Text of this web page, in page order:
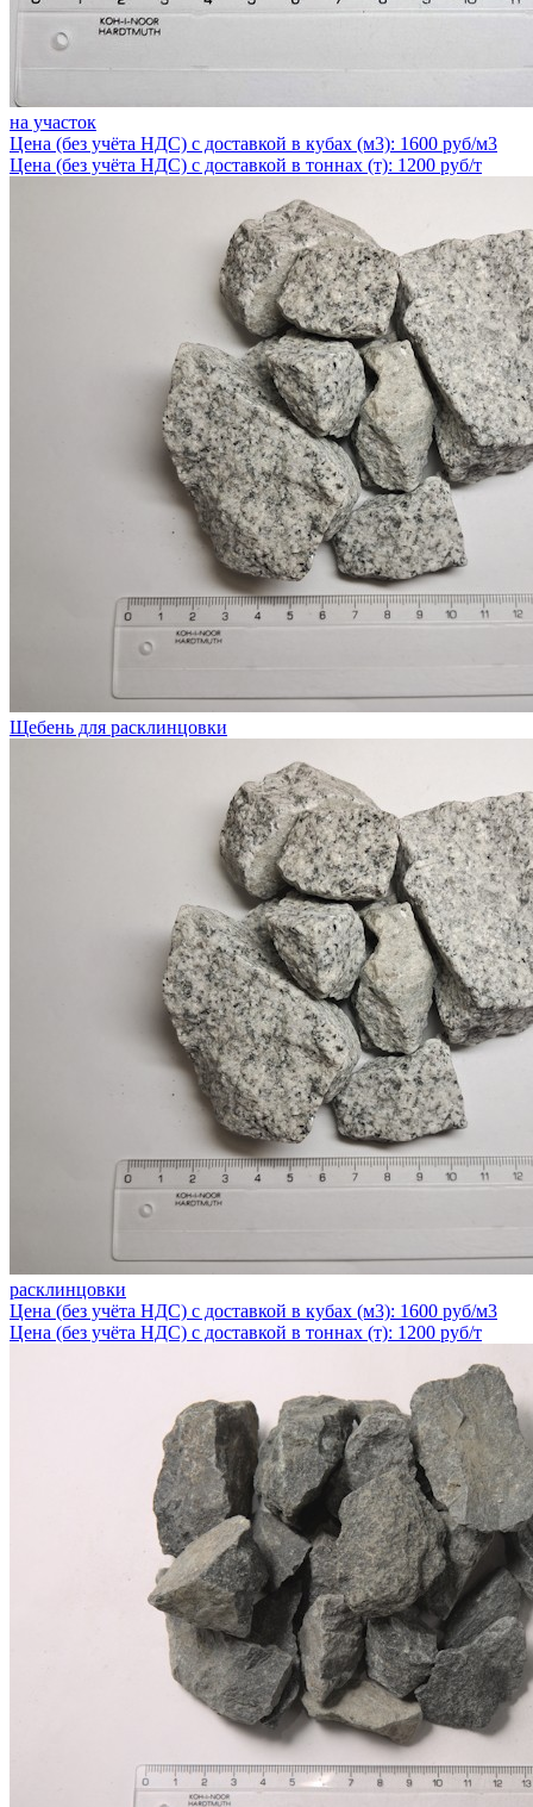
на участок
Цена (без учёта НДС) с доставкой в кубах (м3): 1600 руб/м3
Цена (без учёта НДС) с доставкой в тоннах (т): 1200 руб/т
Щебень для расклинцовки
расклинцовки
Цена (без учёта НДС) с доставкой в кубах (м3): 1600 руб/м3
Цена (без учёта НДС) с доставкой в тоннах (т): 1200 руб/т